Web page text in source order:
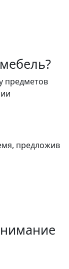
предметов
предложив